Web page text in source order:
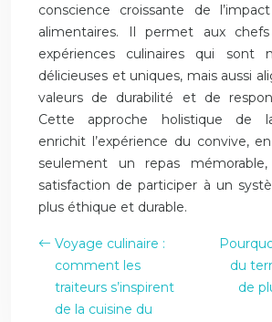
conscience croissante de
alimentaires. Il permet aux
expériences culinaires qui sont
délicieuses et uniques, mais aussi
valeurs de durabilité et de
Cette approche holistique de
enrichit l’expérience du convive,
seulement un repas
satisfaction de participer à un
plus éthique et durable.
Voyage culinaire :
comment les
traiteurs s’inspirent
de la cuisine du
du
de